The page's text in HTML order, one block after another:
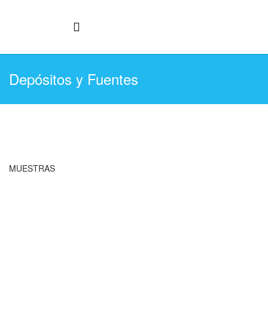
Depósitos y Fuentes
MUESTRAS